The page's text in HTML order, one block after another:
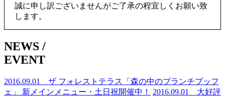
誠に申し訳ございませんがご了承の程宜しくお願い致
します。
NEWS /
EVENT
2016.09.01 ザ フォレストテラス「森の中のブランチブッフ
ェ」 新メインメニュー・土日祝開催中！
2016.09.01 大好評